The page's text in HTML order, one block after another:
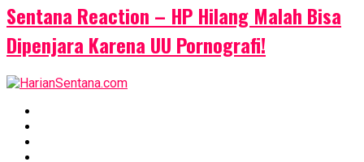
Sentana Reaction – HP Hilang Malah Bisa
Dipenjara Karena UU Pornografi!